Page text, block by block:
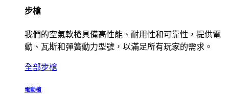
步槍
我們的空氣軟槍具備高性能、耐用性和可靠性，提供電
動、瓦斯和彈簧動力型號，以滿足所有玩家的需求。
全部步槍
電動槍